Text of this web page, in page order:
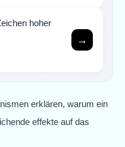
hoher
→
erklären, warum ein
effekte auf das